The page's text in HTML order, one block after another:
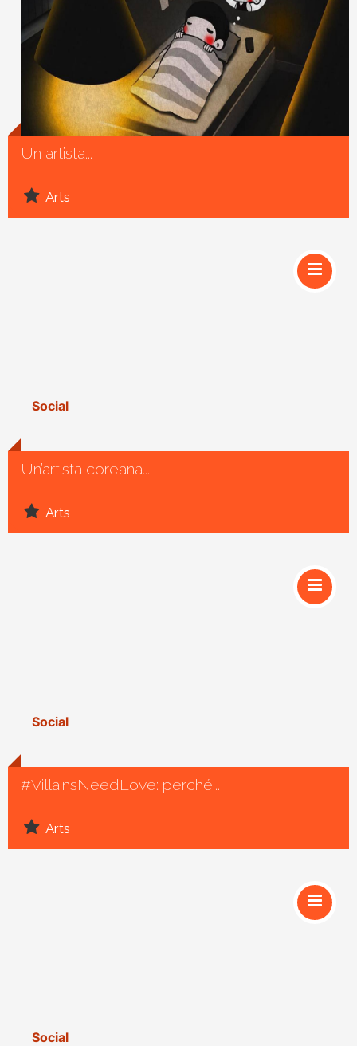
Un artista...
Arts
Social
Un’artista coreana...
Arts
Social
#VillainsNeedLove: perché...
Arts
Social
Social